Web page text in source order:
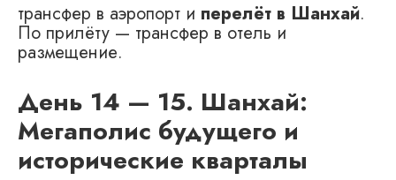
трансфер в аэропорт и перелёт в Шанхай.
По прилёту — трансфер в отель и
размещение.
День 14 — 15. Шанхай:
Мегаполис будущего и
исторические кварталы